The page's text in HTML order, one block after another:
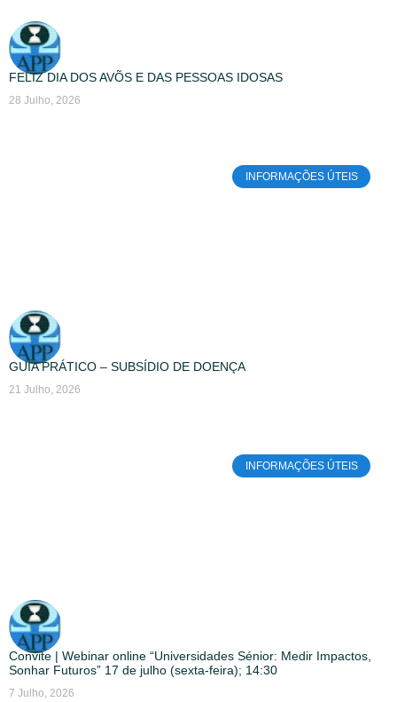
FELIZ DIA DOS AVÕS E DAS PESSOAS IDOSAS
28 Julho, 2026
INFORMAÇÕES ÚTEIS
GUIA PRÁTICO – SUBSÍDIO DE DOENÇA
21 Julho, 2026
INFORMAÇÕES ÚTEIS
Convite | Webinar online “Universidades Sénior: Medir Impactos,
Sonhar Futuros” 17 de julho (sexta-feira); 14:30
7 Julho, 2026